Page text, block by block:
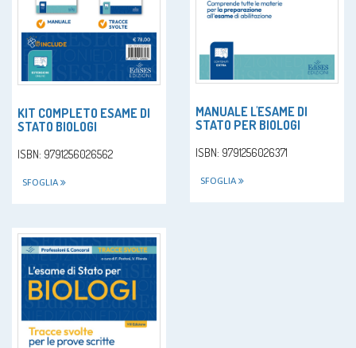
KIT COMPLETO ESAME DI
STATO BIOLOGI
ISBN: 9791256026562
SFOGLIA
MANUALE L'ESAME DI
STATO PER BIOLOGI
ISBN: 9791256026371
SFOGLIA